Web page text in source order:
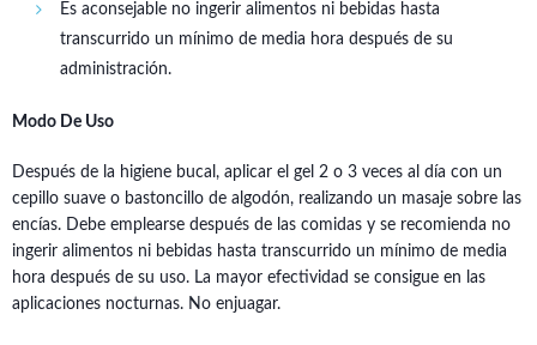
Es aconsejable no ingerir alimentos ni bebidas hasta
transcurrido un mínimo de media hora después de su
administración.
Modo De Uso
Después de la higiene bucal, aplicar el gel 2 o 3 veces al día con un
cepillo suave o bastoncillo de algodón, realizando un masaje sobre las
encías. Debe emplearse después de las comidas y se recomienda no
ingerir alimentos ni bebidas hasta transcurrido un mínimo de media
hora después de su uso. La mayor efectividad se consigue en las
aplicaciones nocturnas. No enjuagar.